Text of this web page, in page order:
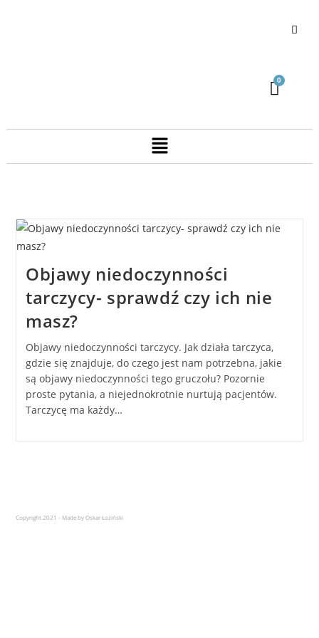
Objawy niedoczynności
tarczycy- sprawdź czy ich nie
masz?
Objawy niedoczynności tarczycy. Jak działa tarczyca,
gdzie się znajduje, do czego jest nam potrzebna, jakie
są objawy niedoczynności tego gruczołu? Pozornie
proste pytania, a niejednokrotnie nurtują pacjentów.
Tarczycę ma każdy…
Copyright 2021 - Made by Oskar Łoziński